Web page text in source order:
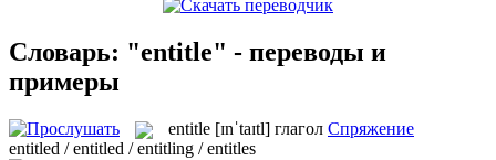
Словарь: "entitle" - переводы и
примеры
entitle [ɪnˈtaɪtl] глагол Спряжение
entitled / entitled / entitling / entitles